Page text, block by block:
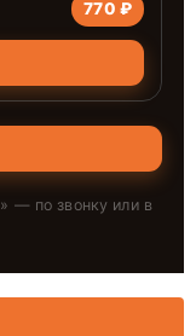
770 ₽
» — по звонку или в